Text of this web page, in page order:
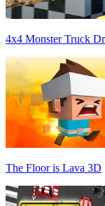
4x4 Monster Truck
The Floor is Lava 3D